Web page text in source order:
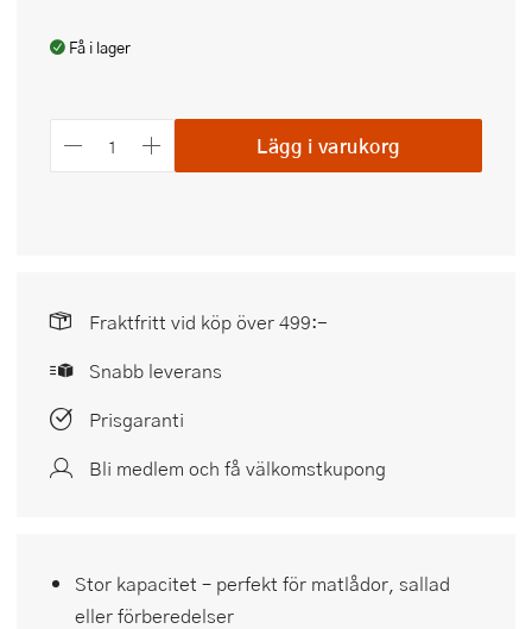
Få i lager
Lägg i varukorg
Fraktfritt vid köp över 499:-
Snabb leverans
Prisgaranti
Bli medlem och få välkomstkupong
Stor kapacitet – perfekt för matlådor, sallad
eller förberedelser